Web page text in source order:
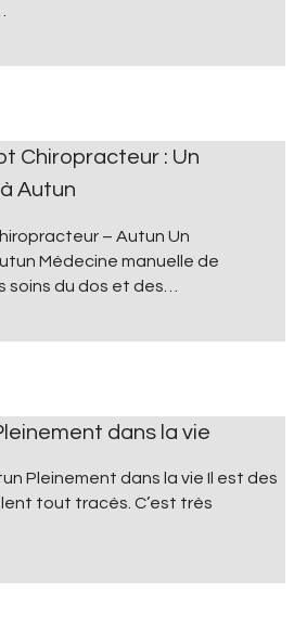
Chiropracteur : Un
Autun
– Autun Un
Médecine manuelle de
soins du dos et des…
dans la vie
Pleinement dans la vie Il est des
tout tracés. C’est très